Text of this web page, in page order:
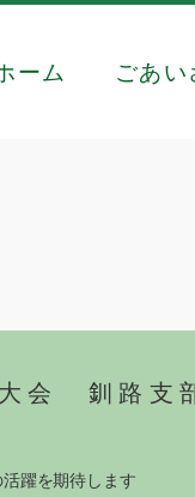
ーム ごあい
会 釧路支
躍を期待します